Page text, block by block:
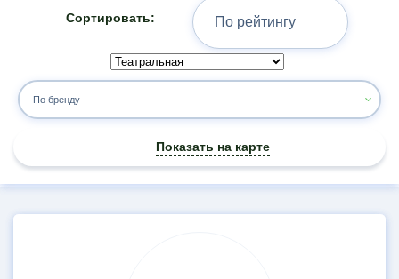
Сортировать:
По бренду
Показать на карте